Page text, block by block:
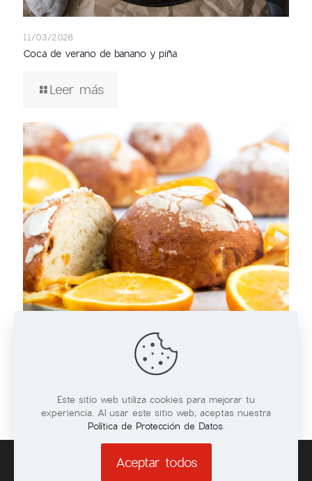
11/03/2026
Coca de verano de banano y piña
Leer más
Bollitos de pan Brioche con naranja
Leer más
Este sitio web utiliza cookies para mejorar tu
experiencia. Al usar este sitio web, aceptas nuestra
Política de Protección de Datos.
Aceptar todos